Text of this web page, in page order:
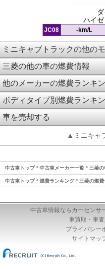
ハイ
JC08 -km/L
ミニキャブトラックの他の
三菱の他の車の燃費情報
他のメーカーの燃費ランキ
ボディタイプ別燃費ランキ
車を売却する
▲ミニキャ
中古車トップ 中古車メーカー一覧 三菱の
中古車トップ 燃費ランキング 三菱の燃
中古車情報ならカーセンサ
車買取・車
プライバシー
サイトマッ